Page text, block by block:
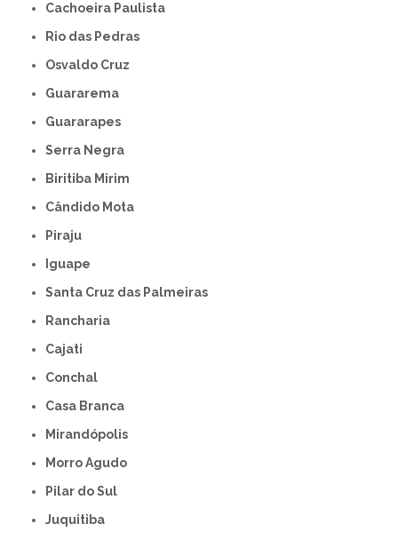
Cachoeira Paulista
Rio das Pedras
Osvaldo Cruz
Guararema
Guararapes
Serra Negra
Biritiba Mirim
Cândido Mota
Piraju
Iguape
Santa Cruz das Palmeiras
Rancharia
Cajati
Conchal
Casa Branca
Mirandópolis
Morro Agudo
Pilar do Sul
Juquitiba